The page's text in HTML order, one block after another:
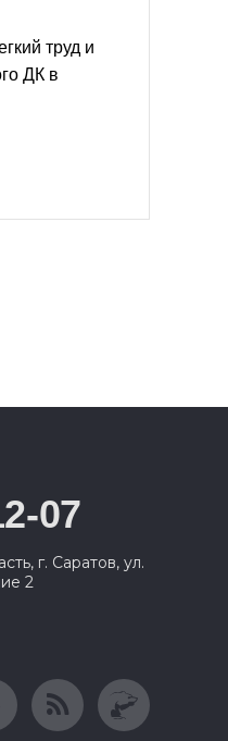
труд и
ДК в
07
г. Саратов, ул.
2